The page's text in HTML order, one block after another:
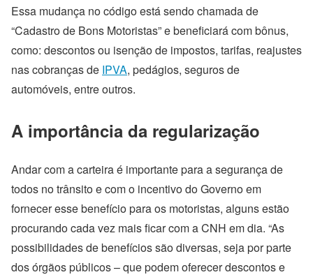
Essa mudança no código está sendo chamada de
“Cadastro de Bons Motoristas” e beneficiará com bônus,
como: descontos ou isenção de impostos, tarifas, reajustes
nas cobranças de IPVA, pedágios, seguros de
automóveis, entre outros.
A importância da regularização
Andar com a carteira é importante para a segurança de
todos no trânsito e com o incentivo do Governo em
fornecer esse benefício para os motoristas, alguns estão
procurando cada vez mais ficar com a CNH em dia. “As
possibilidades de benefícios são diversas, seja por parte
dos órgãos públicos – que podem oferecer descontos e